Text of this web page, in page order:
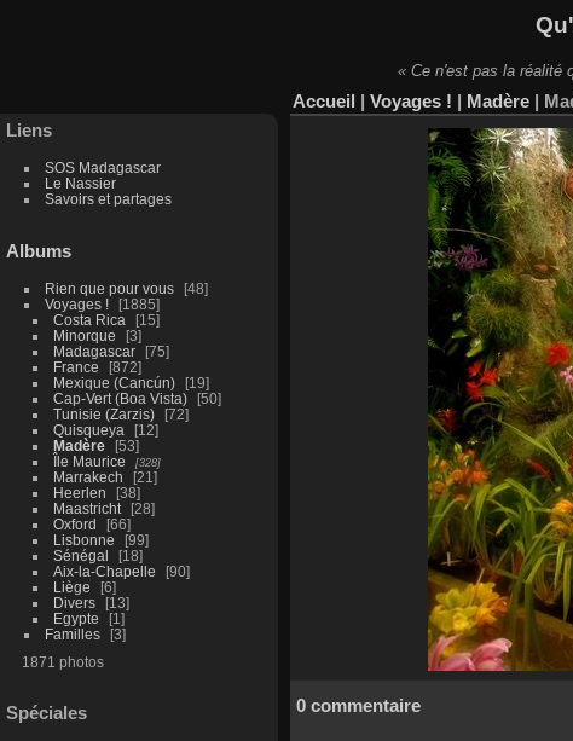
« Ce n'est pas la réalité
Liens
SOS Madagascar
Le Nassier
Savoirs et partages
Albums
Rien que pour vous
48
Voyages !
1885
Costa Rica
15
Minorque
3
Madagascar
75
France
872
Mexique (Cancún)
19
Cap-Vert (Boa Vista)
50
Tunisie (Zarzis)
72
Quisqueya
12
Madère
53
Île Maurice
328
Marrakech
21
Heerlen
38
Maastricht
28
Oxford
66
Lisbonne
99
Sénégal
18
Aix-la-Chapelle
90
Liège
6
Divers
13
Egypte
1
Familles
3
1871 photos
Spéciales
Accueil | Voyages ! | Madère |
0 commentaire